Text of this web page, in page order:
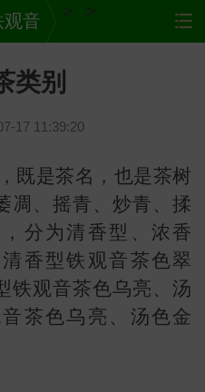
> >
观音
网站
类别
17 11:39:20
既是茶名，也是茶树
凋、摇青、炒青、揉
分为清香型、浓香
香型铁观音茶色翠
铁观音茶色乌亮、汤
茶色乌亮、汤色金